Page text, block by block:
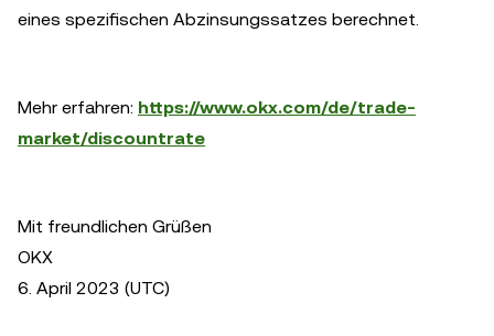
eines spezifischen Abzinsungssatzes berechnet.
Mehr erfahren: https://www.okx.com/de/trade-
market/discountrate
Mit freundlichen Grüßen
OKX
6. April 2023 (UTC)